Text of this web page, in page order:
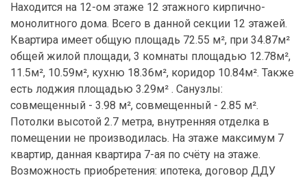
Находится на 12-ом этаже 12 этажного кирпично-
монолитного дома. Всего в данной секции 12 этажей.
Квартира имеет общую площадь 72.55 м², при 34.87м²
общей жилой площади, 3 комнаты площадью 12.78м²,
11.5м², 10.59м², кухню 18.36м², коридор 10.84м². Также
есть лоджия площадью 3.29м² . Санузлы:
совмещенный - 3.98 м², совмещенный - 2.85 м².
Потолки высотой 2.7 метра, внутренняя отделка в
помещении не производилась. На этаже максимум 7
квартир, данная квартира 7-ая по счёту на этаже.
Возможность приобретения: ипотека, договор ДДУ